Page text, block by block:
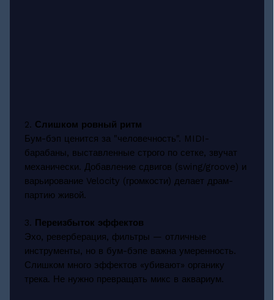
2. Слишком ровный ритм
Бум-бэп ценится за "человечность". MIDI-
барабаны, выставленные строго по сетке, звучат
механически. Добавление сдвигов (swing/groove) и
варьирование Velocity (громкости) делает драм-
партию живой.
3. Переизбыток эффектов
Эхо, реверберация, фильтры — отличные
инструменты, но в бум-бэпе важна умеренность.
Слишком много эффектов «убивают» органику
трека. Не нужно превращать микс в аквариум.